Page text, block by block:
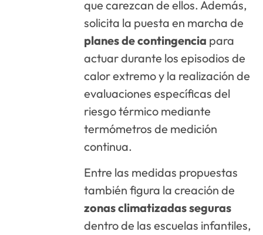
que carezcan de ellos. Además,
solicita la puesta en marcha de
planes de contingencia para
actuar durante los episodios de
calor extremo y la realización de
evaluaciones específicas del
riesgo térmico mediante
termómetros de medición
continua.
Entre las medidas propuestas
también figura la creación de
zonas climatizadas seguras
dentro de las escuelas infantiles,